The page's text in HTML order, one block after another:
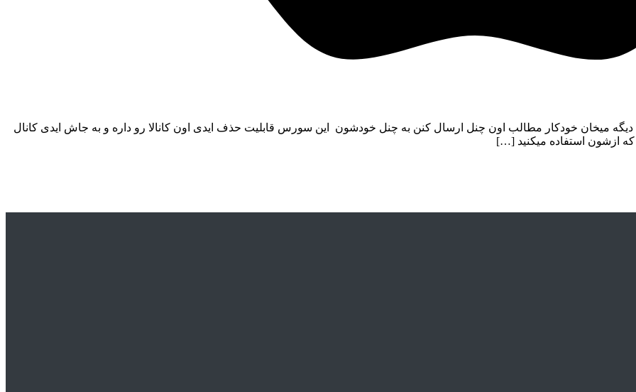
میخان خودکار مطالب اون چنل ارسال کنن به چنل خودشون این سورس قابلیت حذف ایدی اون کانالا رو داره و به جاش ایدی کانال
که ازشون استفاده میکنید […]